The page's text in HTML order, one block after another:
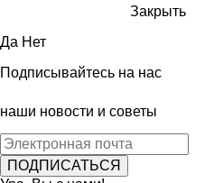
Закрыть
Да Нет
Подписывайтесь на нас
наши новости и советы